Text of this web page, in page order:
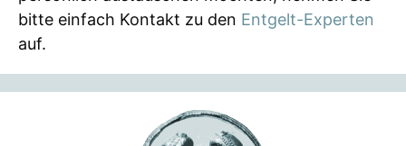
bitte einfach Kontakt zu den Entgelt-Experten
auf.